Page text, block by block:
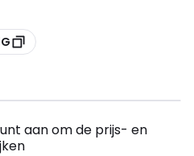
aan om de prijs- en